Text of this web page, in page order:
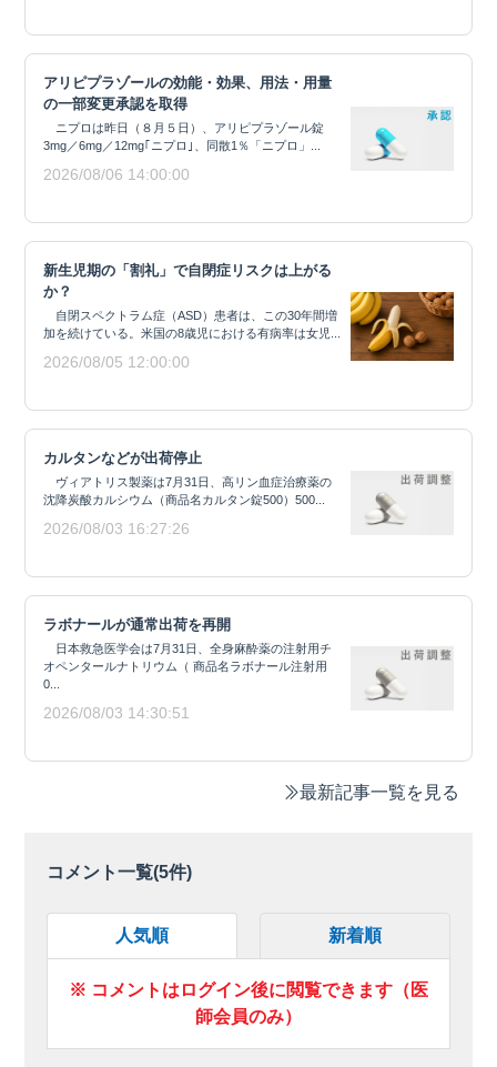
アリピプラゾールの効能・効果、用法・用量
の一部変更承認を取得
ニプロは昨日（８月５日）、アリピプラゾール錠
3mg／6mg／12mg｢ニプロ｣、同散1％「ニプロ」...
2026/08/06 14:00:00
新生児期の「割礼」で自閉症リスクは上がる
か？
自閉スペクトラム症（ASD）患者は、この30年間増
加を続けている。米国の8歳児における有病率は女児...
2026/08/05 12:00:00
カルタンなどが出荷停止
ヴィアトリス製薬は7月31日、高リン血症治療薬の
沈降炭酸カルシウム（商品名カルタン錠500）500...
2026/08/03 16:27:26
ラボナールが通常出荷を再開
日本救急医学会は7月31日、全身麻酔薬の注射用チ
オペンタールナトリウム（ 商品名ラボナール注射用
0...
2026/08/03 14:30:51
最新記事一覧を見る
コメント一覧(5件)
人気順 新着順
※ コメントはログイン後に閲覧できます（医
師会員のみ）